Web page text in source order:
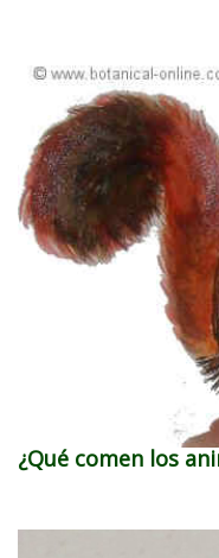
¿Qué comen los